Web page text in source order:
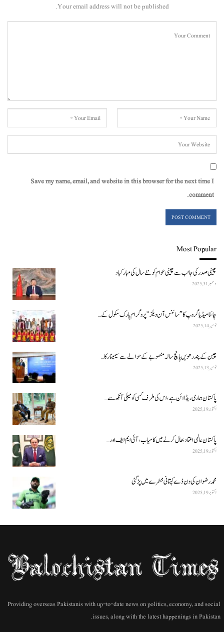
Your email address will not be published.
Save my name, email, and website in this browser for the next time I
comment.
Most Popular
چینی صدر کی جانب سے چینی عوام کو نئے سال کی مبارکباد
دسمبر 31, 2025
چائنا میڈیا گروپ کا ”سائنس آن ویلز“ پروگرام پارک سکول کے…
نومبر 14, 2025
چین کے پندرھویں پانچ سالہ منصوبے کے حوالے سے سیمینار کا…
نومبر 13, 2025
پاکستان ہماری ریڈ لائن ہے، اس کی طرف کسی کو میلی آنکھ سے…
اکتوبر 19, 2025
پاکستان عالمی اعتماد بحال کرنے میں کامیاب، آئی ایم ایف اور…
اکتوبر 19, 2025
محمد رضوان کی ون ڈے کپتانی خطرے میں پڑ گئی
اکتوبر 19, 2025
Providing overseas Pakistanis with up-to-date news on politics, economy, and social
issues, along with the latest happenings in Pakistan.